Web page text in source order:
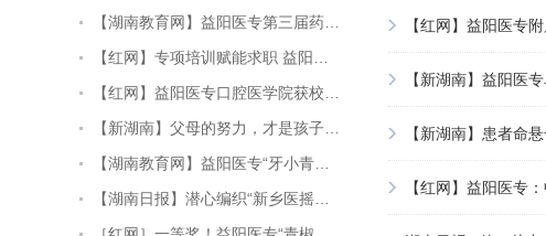
【湖南教育网】益阳医专第三届药…
【红网】专项培训赋能求职 益阳…
【红网】益阳医专口腔医学院获校…
【新湖南】父母的努力，才是孩子…
【湖南教育网】益阳医专“牙小青…
【湖南日报】潜心编织“新乡医摇…
【红网】益阳医专
【新湖南】益阳医
【新湖南】患者命
【红网】益阳医专